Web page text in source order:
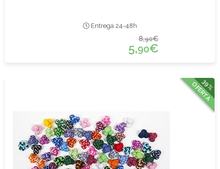
Entrega 24-48h
8,90€
5,90€
39%
OFERTA